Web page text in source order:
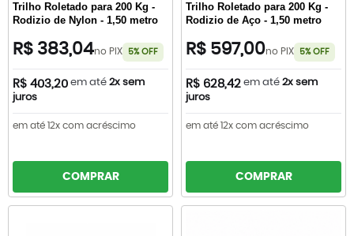
Trilho Roletado para 200 Kg -
Rodizio de Nylon - 1,50 metro
R$ 383,04no PIX 5% OFF
R$ 403,20 em até 2x sem
juros
em até 12x com acréscimo
COMPRAR
Trilho Roletado para 200 Kg -
Rodizio de Aço - 1,50 metro
R$ 597,00no PIX 5% OFF
R$ 628,42 em até 2x sem
juros
em até 12x com acréscimo
COMPRAR